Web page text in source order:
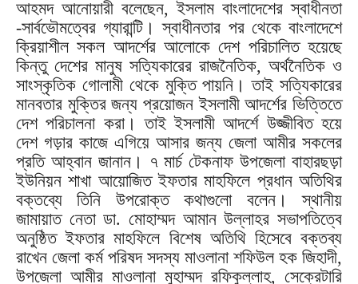
আহমদ আনোয়ারী বলেছেন, ইসলাম বাংলাদেশের স্বাধীনতা
-সার্বভৌমত্বের গ্যারান্টি। স্বাধীনতার পর থেকে বাংলাদেশে
ক্রিয়াশীল সকল আদর্শের আলোকে দেশ পরিচালিত হয়েছে
কিন্তু দেশের মানুষ সত্যিকারের রাজনৈতিক, অর্থনৈতিক ও
সাংস্কৃতিক গোলামী থেকে মুক্তি পায়নি। তাই সত্যিকারের
মানবতার মুক্তির জন্য প্রয়োজন ইসলামী আদর্শের ভিত্তিতে
দেশ পরিচালনা করা। তাই ইসলামী আদর্শে উজ্জীবিত হয়ে
দেশ গড়ার কাজে এগিয়ে আসার জন্য জেলা আমীর সকলের
প্রতি আহ্বান জানান। ৭ মার্চ টেকনাফ উপজেলা বাহারছড়া
ইউনিয়ন শাখা আয়োজিত ইফতার মাহফিলে প্রধান অতিথির
বক্তব্যে তিনি উপরোক্ত কথাগুলো বলেন। স্থানীয়
জামায়াত নেতা ডা. মোহাম্মদ আমান উল্লাহর সভাপতিত্বে
অনুষ্ঠিত ইফতার মাহফিলে বিশেষ অতিথি হিসেবে বক্তব্য
রাখেন জেলা কর্ম পরিষদ সদস্য মাওলানা শফিউল হক জিহাদী,
উপজেলা আমীর মাওলানা মুহাম্মদ রফিকুল্লাহ, সেক্রেটারি